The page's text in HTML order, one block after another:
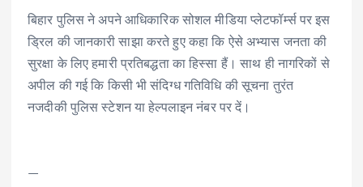
बिहार पुलिस ने अपने आधिकारिक सोशल मीडिया प्लेटफॉर्म्स पर इस
ड्रिल की जानकारी साझा करते हुए कहा कि ऐसे अभ्यास जनता की
सुरक्षा के लिए हमारी प्रतिबद्धता का हिस्सा हैं। साथ ही नागरिकों से
अपील की गई कि किसी भी संदिग्ध गतिविधि की सूचना तुरंत
नजदीकी पुलिस स्टेशन या हेल्पलाइन नंबर पर दें।
—